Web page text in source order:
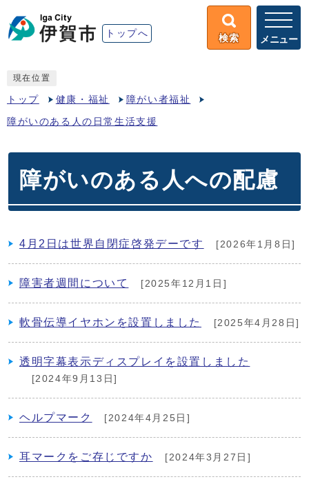
トップへ 検索 メニュー
現在位置
トップ 健康・福祉 障がい者福祉
障がいのある人の日常生活支援
障がいのある人への配慮
4月2日は世界自閉症啓発デーです [2026年1月8日]
障害者週間について [2025年12月1日]
軟骨伝導イヤホンを設置しました [2025年4月28日]
透明字幕表示ディスプレイを設置しました
[2024年9月13日]
ヘルプマーク [2024年4月25日]
耳マークをご存じですか [2024年3月27日]